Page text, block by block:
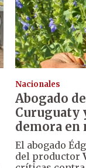
Nacionales
Abogado
Curuguaty
demora en
El abogado
del productor